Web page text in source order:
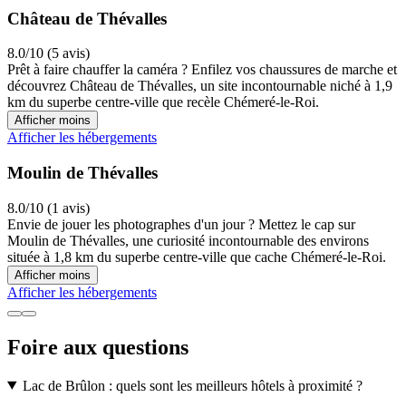
Château de Thévalles
8.0/10 (5 avis)
Prêt à faire chauffer la caméra ? Enfilez vos chaussures de marche et
découvrez Château de Thévalles, un site incontournable niché à 1,9
km du superbe centre-ville que recèle Chémeré-le-Roi.
Afficher moins
Afficher les hébergements
Moulin de Thévalles
8.0/10 (1 avis)
Envie de jouer les photographes d'un jour ? Mettez le cap sur
Moulin de Thévalles, une curiosité incontournable des environs
située à 1,8 km du superbe centre-ville que cache Chémeré-le-Roi.
Afficher moins
Afficher les hébergements
Foire aux questions
Lac de Brûlon : quels sont les meilleurs hôtels à proximité ?